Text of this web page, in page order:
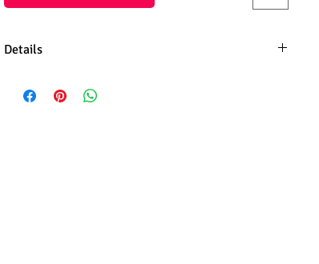
Details
esmalte frio. Puedes elegir el color de las gotas que